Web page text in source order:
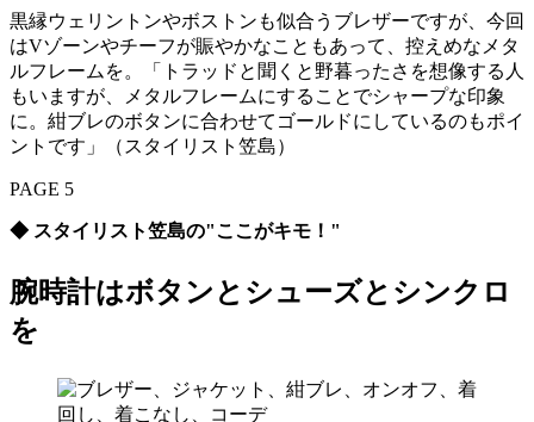
黒縁ウェリントンやボストンも似合うブレザーですが、今回
はVゾーンやチーフが賑やかなこともあって、控えめなメタ
ルフレームを。「トラッドと聞くと野暮ったさを想像する人
もいますが、メタルフレームにすることでシャープな印象
に。紺ブレのボタンに合わせてゴールドにしているのもポイ
ントです」（スタイリスト笠島）
PAGE 5
◆ スタイリスト笠島の"ここがキモ！"
腕時計はボタンとシューズとシンクロ
を